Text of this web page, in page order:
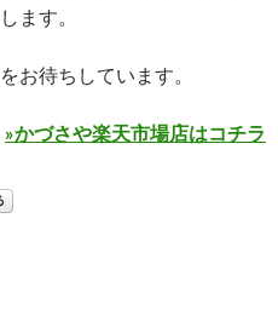
ます。
お待ちしています。
»かづさや楽天市場店はコチラ